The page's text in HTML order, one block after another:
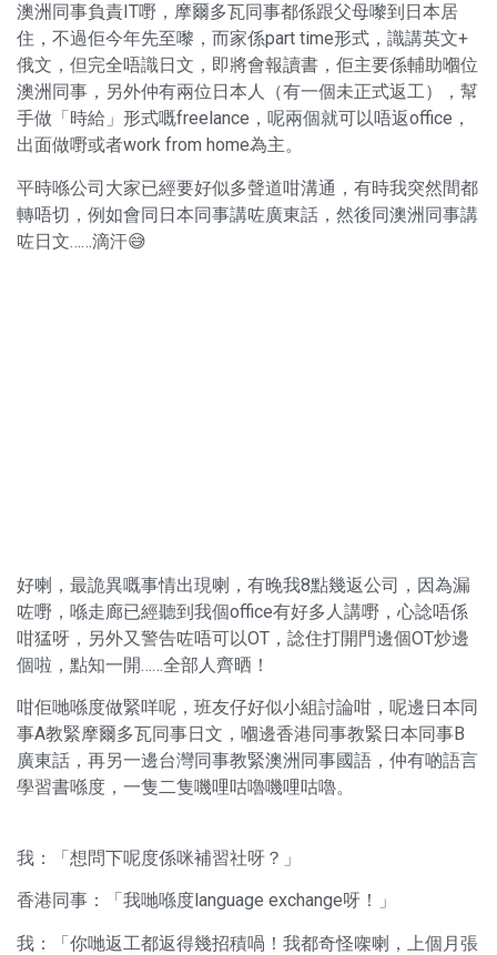
澳洲同事負責IT嘢，摩爾多瓦同事都係跟父母嚟到日本居
住，不過佢今年先至嚟，而家係part time形式，識講英文+
俄文，但完全唔識日文，即將會報讀書，佢主要係輔助嗰位
澳洲同事，另外仲有兩位日本人（有一個未正式返工），幫
手做「時給」形式嘅freelance，呢兩個就可以唔返office，
出面做嘢或者work from home為主。
平時喺公司大家已經要好似多聲道咁溝通，有時我突然間都
轉唔切，例如會同日本同事講咗廣東話，然後同澳洲同事講
咗日文……滴汗😅
好喇，最詭異嘅事情出現喇，有晚我8點幾返公司，因為漏
咗嘢，喺走廊已經聽到我個office有好多人講嘢，心諗唔係
咁猛呀，另外又警告咗唔可以OT，諗住打開門邊個OT炒邊
個啦，點知一開……全部人齊晒！
咁佢哋喺度做緊咩呢，班友仔好似小組討論咁，呢邊日本同
事A教緊摩爾多瓦同事日文，嗰邊香港同事教緊日本同事B
廣東話，再另一邊台灣同事教緊澳洲同事國語，仲有啲語言
學習書喺度，一隻二隻嘰哩咕嚕嘰哩咕嚕。
我：「想問下呢度係咪補習社呀？」
香港同事：「我哋喺度language exchange呀！」
我：「你哋返工都返得幾招積喎！我都奇怪㗎喇，上個月張